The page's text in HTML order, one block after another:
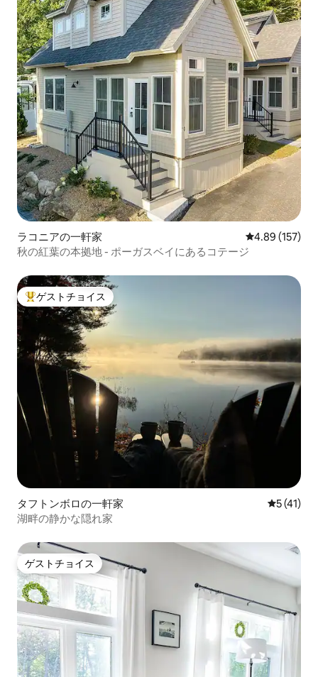
ラコニアの一軒家 レビュー157
4.89 (157)
秋の紅葉の本拠地 - ポーガスベイにあるコテージ
大好評のゲストチョイスです。
ゲストチョイス
タフトンボロの一軒家 レビュー
5 (41)
湖畔の静かな隠れ家
ゲストチョイス
ゲストチョイス